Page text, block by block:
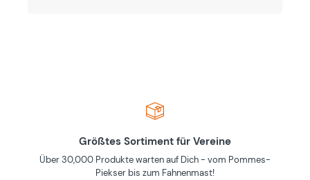
Größtes Sortiment für Vereine
Über 30,000 Produkte warten auf Dich - vom Pommes-
Piekser bis zum Fahnenmast!